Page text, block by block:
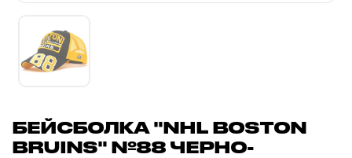
БЕЙСБОЛКА "NHL BOSTON
BRUINS" №88 ЧЕРНО-